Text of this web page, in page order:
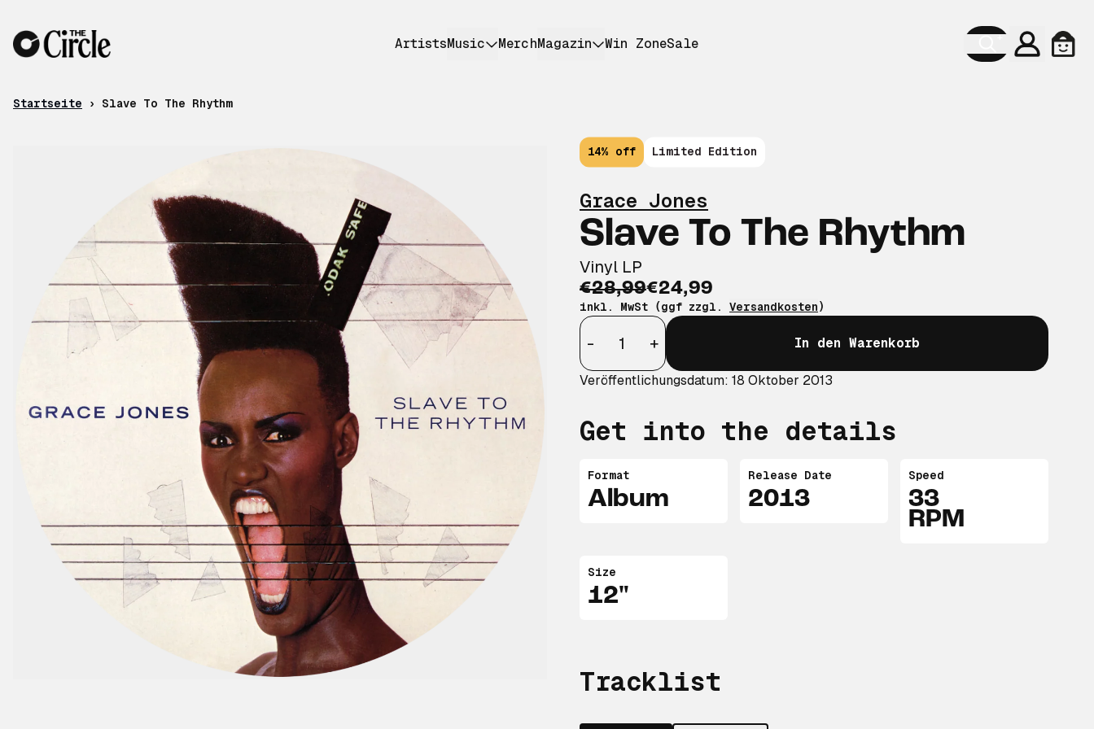
ArtistsMusic MerchMagazin Win ZoneSale
Konto
Startseite › Slave To The Rhythm
Grace Jones
Slave To The Rhythm
Vinyl LP
€28,99€24,99
inkl. MwSt (ggf zzgl. Versandkosten)
Anzahl
-
+ In den Warenkorb
Veröffentlichungsdatum: 18 Oktober 2013
Get into the details
Format
Album
Release Date
2013
Speed
33
RPM
Size
12"
Tracklist
14% off Limited Edition